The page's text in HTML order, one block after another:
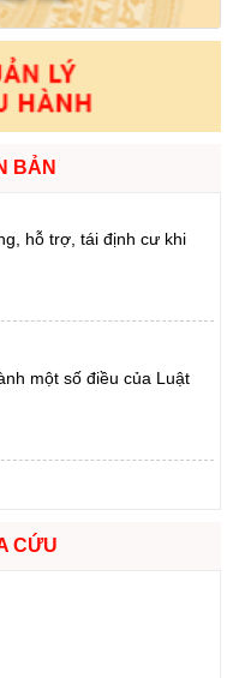
BẢN
hỗ trợ, tái định cư khi
một số điều của Luật
đất, tiền thuê đất)
CỨU